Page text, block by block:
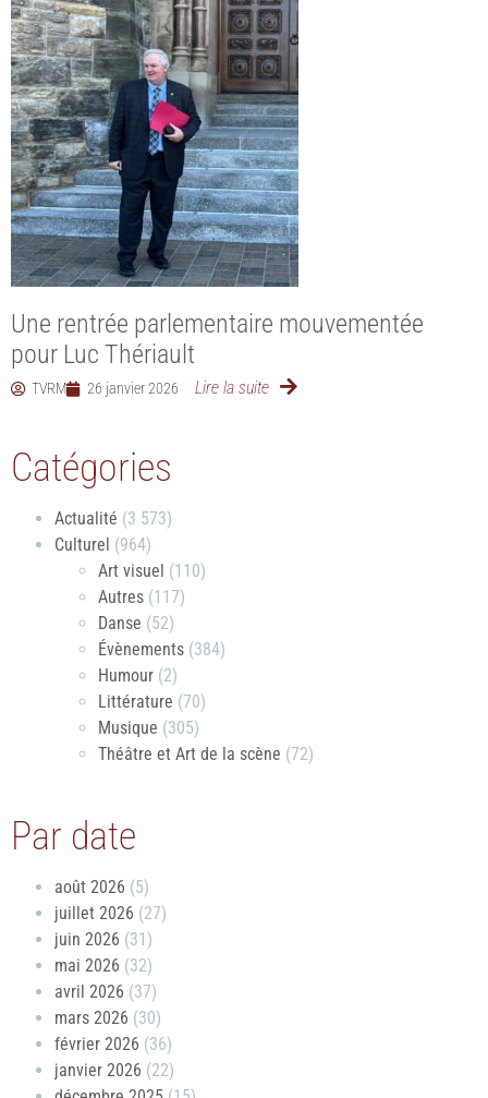
Une rentrée parlementaire mouvementée
pour Luc Thériault
TVRM 26 janvier 2026 Lire la suite
Catégories
Actualité (3 573)
Culturel (964)
Art visuel (110)
Autres (117)
Danse (52)
Évènements (384)
Humour (2)
Littérature (70)
Musique (305)
Théâtre et Art de la scène (72)
Par date
août 2026 (5)
juillet 2026 (27)
juin 2026 (31)
mai 2026 (32)
avril 2026 (37)
mars 2026 (30)
février 2026 (36)
janvier 2026 (22)